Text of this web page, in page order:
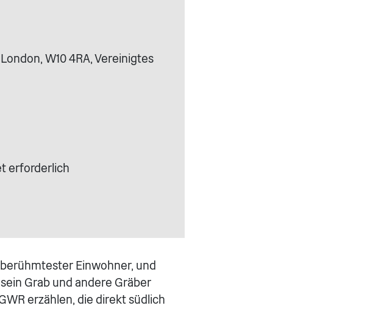
W10 4RA, Vereinigtes
erforderlich
Einwohner, und
Grab und andere Gräber
erzählen, die direkt südlich